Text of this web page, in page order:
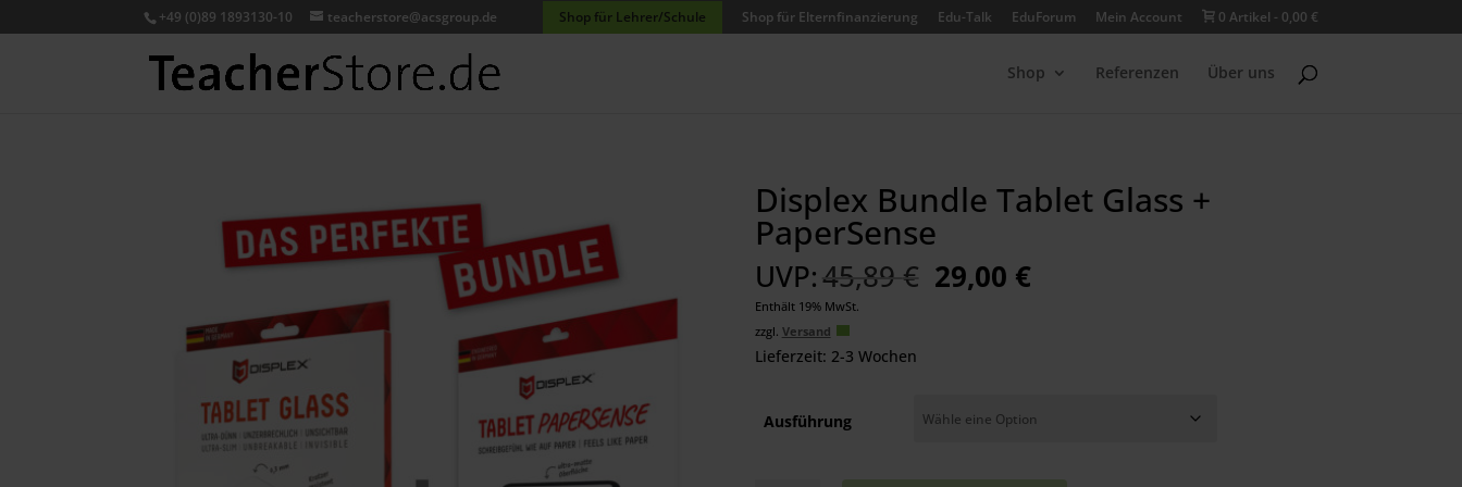
+49 (0)89 1893130-10 teacherstore@acsgroup.de Shop für Lehrer/Schule Shop für Elternfinanzierung Edu-Talk EduForum Mein Account 0 Artikel 0,00 €
Shop Referenzen Über uns
Displex Bundle Tablet Glass +
PaperSense
UVP:45,89 € Ursprünglicher
Preis
29,00 €Aktueller
Preis
Enthält 19% MwSt.
zzgl. Versand
Lieferzeit: 2-3 Wochen
Ausführung